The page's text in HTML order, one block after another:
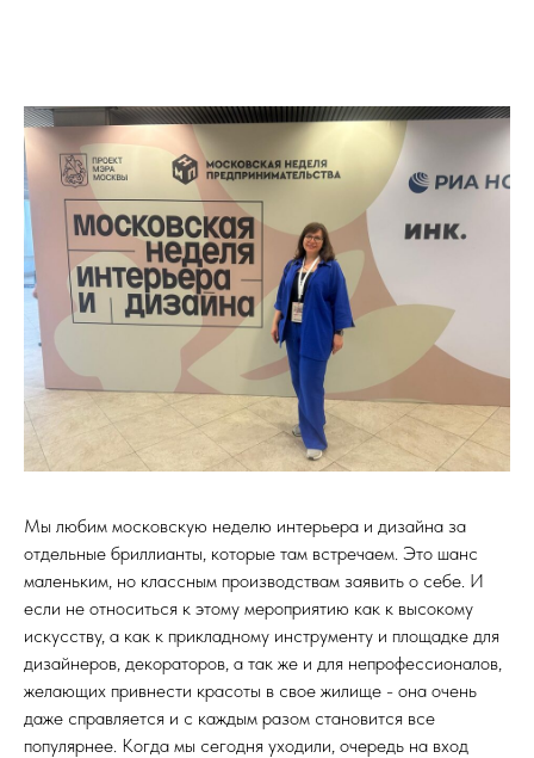
Мы любим московскую неделю интерьера и дизайна за
отдельные бриллианты, которые там встречаем. Это шанс
маленьким, но классным производствам заявить о себе. И
если не относиться к этому мероприятию как к высокому
искусству, а как к прикладному инструменту и площадке для
дизайнеров, декораторов, а так же и для непрофессионалов,
желающих привнести красоты в свое жилище - она очень
даже справляется и с каждым разом становится все
популярнее. Когда мы сегодня уходили, очередь на вход